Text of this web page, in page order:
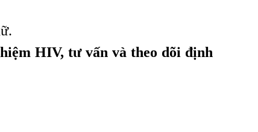
HIV, tư vấn và theo dõi định